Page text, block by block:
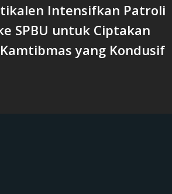
Intensifkan Patroli
SPBU untuk Ciptakan
yang Kondusif